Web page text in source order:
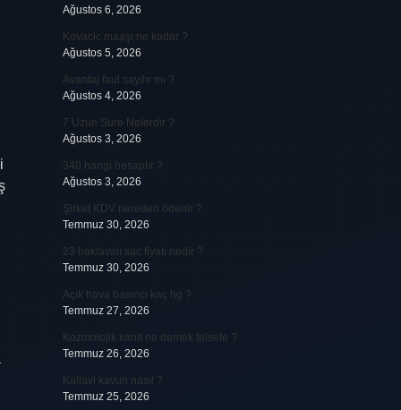
Ağustos 6, 2026
Kovacic maaşı ne kadar ?
Ağustos 5, 2026
Avantaj faul sayılır mı ?
Ağustos 4, 2026
7 Uzun Sure Nelerdir ?
Ağustos 3, 2026
340 hangi hesaptır ?
Ağustos 3, 2026
Şirket KDV nereden ödenir ?
Temmuz 30, 2026
23 baklavalı sac fiyatı nedir ?
Temmuz 30, 2026
Açık hava basıncı kaç hg ?
Temmuz 27, 2026
Kozmolojik kanıt ne demek felsefe ?
Temmuz 26, 2026
Kallavi kavun nasıl ?
Temmuz 25, 2026